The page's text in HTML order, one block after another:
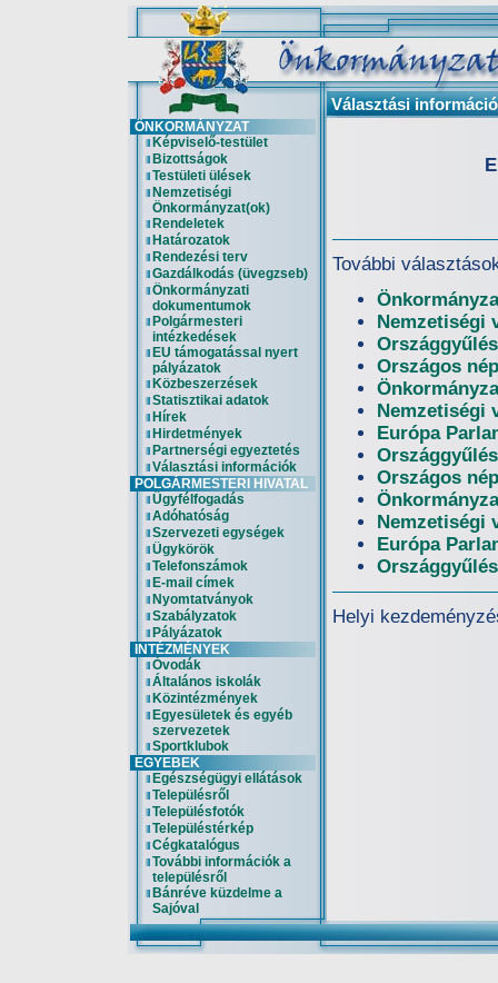
Választási
ÖNKORMÁNYZAT
Képviselő-testület
Bizottságok
Testületi ülések
Nemzetiségi
Önkormányzat(ok)
Rendeletek
Határozatok
Rendezési terv
Gazdálkodás (üvegzseb)
Önkormányzati
dokumentumok
Polgármesteri
intézkedések
EU támogatással nyert
pályázatok
Közbeszerzések
Statisztikai adatok
Hírek
Hirdetmények
Partnerségi egyeztetés
Választási információk
POLGÁRMESTERI HIVATAL
Ügyfélfogadás
Adóhatóság
Szervezeti egységek
Ügykörök
Telefonszámok
E-mail címek
Nyomtatványok
Szabályzatok
Pályázatok
INTÉZMÉNYEK
Óvodák
Általános iskolák
Közintézmények
Egyesületek és egyéb
szervezetek
Sportklubok
EGYEBEK
Egészségügyi ellátások
Településről
Településfotók
Településtérkép
Cégkatalógus
További információk a
településről
Bánréve küzdelme a
Sajóval
További
Nemzetiségi
Országos
Nemzetiségi
Európa
Országos
Nemzetiségi
Európa
Helyi